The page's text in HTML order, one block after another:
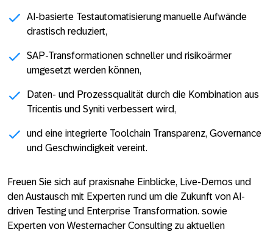
AI-basierte Testautomatisierung manuelle Aufwände
drastisch reduziert,
SAP-Transformationen schneller und risikoärmer
umgesetzt werden können,
Daten- und Prozessqualität durch die Kombination aus
Tricentis und Syniti verbessert wird,
und eine integrierte Toolchain Transparenz, Governance
und Geschwindigkeit vereint.
Freuen Sie sich auf praxisnahe Einblicke, Live-Demos und
den Austausch mit Experten rund um die Zukunft von AI-
driven Testing und Enterprise Transformation. sowie
Experten von Westernacher Consulting zu aktuellen